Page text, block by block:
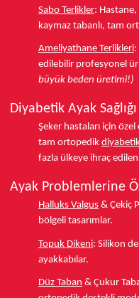
Sabo Terlikler:
kaymaz tabanlı, tam
Ameliyathane Terlikleri:
edilebilir profesyonel
büyük beden üretimi!)
Diyabetik Ayak Sağlığı
Şeker hastaları için
tam ortopedik
fazla ülkeye ihraç
Ayak Problemlerine
Halluks Valgus & Çekiç
bölgeli tasarımlar.
Topuk Dikeni: Silikon
ayakkabılar.
Düz Taban & Çukur